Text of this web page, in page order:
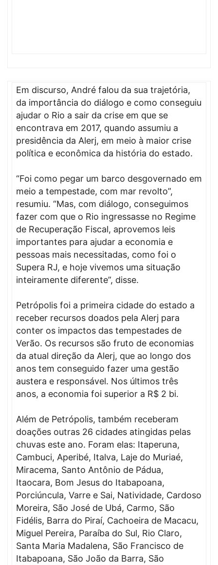
Em discurso, André falou da sua trajetória,
da importância do diálogo e como conseguiu
ajudar o Rio a sair da crise em que se
encontrava em 2017, quando assumiu a
presidência da Alerj, em meio à maior crise
política e econômica da história do estado.
“Foi como pegar um barco desgovernado em
meio a tempestade, com mar revolto”,
resumiu. “Mas, com diálogo, conseguimos
fazer com que o Rio ingressasse no Regime
de Recuperação Fiscal, aprovemos leis
importantes para ajudar a economia e
pessoas mais necessitadas, como foi o
Supera RJ, e hoje vivemos uma situação
inteiramente diferente”, disse.
Petrópolis foi a primeira cidade do estado a
receber recursos doados pela Alerj para
conter os impactos das tempestades de
Verão. Os recursos são fruto de economias
da atual direção da Alerj, que ao longo dos
anos tem conseguido fazer uma gestão
austera e responsável. Nos últimos três
anos, a economia foi superior a R$ 2 bi.
Além de Petrópolis, também receberam
doações outras 26 cidades atingidas pelas
chuvas este ano. Foram elas: Itaperuna,
Cambuci, Aperibé, Italva, Laje do Muriaé,
Miracema, Santo Antônio de Pádua,
Itaocara, Bom Jesus do Itabapoana,
Porciúncula, Varre e Sai, Natividade, Cardoso
Moreira, São José de Ubá, Carmo, São
Fidélis, Barra do Piraí, Cachoeira de Macacu,
Miguel Pereira, Paraíba do Sul, Rio Claro,
Santa Maria Madalena, São Francisco de
Itabapoana, São João da Barra, São